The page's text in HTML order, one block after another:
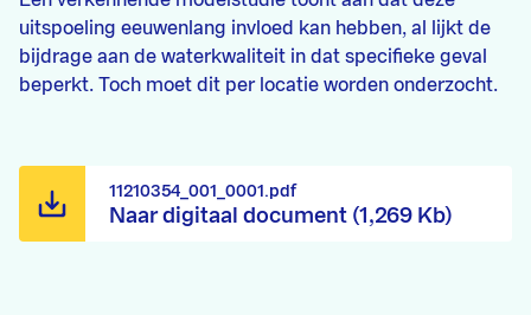
uitspoeling eeuwenlang invloed kan hebben, al lijkt de
bijdrage aan de waterkwaliteit in dat specifieke geval
beperkt. Toch moet dit per locatie worden onderzocht.
Naar digitaal document (1,269 Kb)
11210354_001_0001.pdf